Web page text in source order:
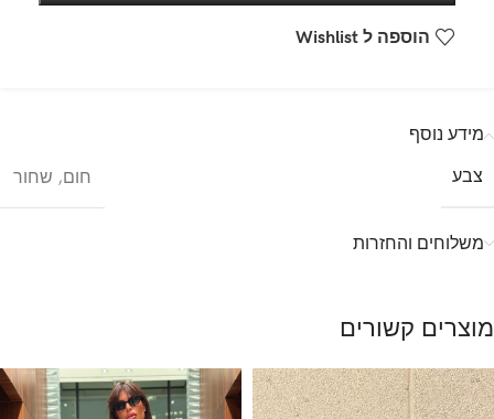
הוספה ל Wishlist
מידע נוסף
צבע
חום, שחור
משלוחים והחזרות
מוצרים קשורים